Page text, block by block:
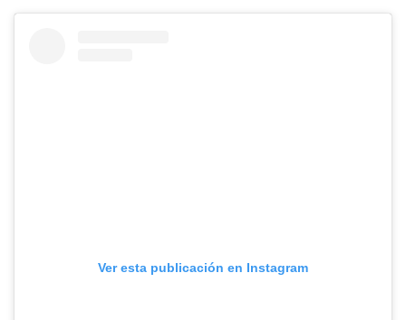
Ver esta publicación en Instagram